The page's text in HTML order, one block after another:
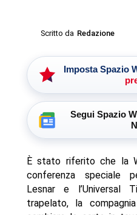
Scritto da Redazione
Imposta Spazio
Segui Spazio
È stato riferito che la
conferenza speciale
Lesnar e
trapelato, la